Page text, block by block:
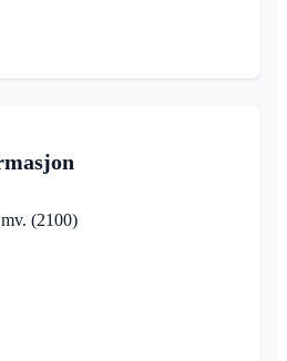
(2100)